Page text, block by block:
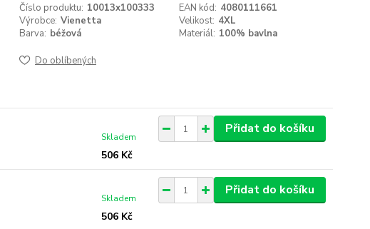
Číslo produktu: 10013x100333 EAN kód: 4080111661
Výrobce: Vienetta Velikost: 4XL
Barva: béžová Materiál: 100% bavlna
Do oblíbených
506 Kč
Skladem
Přidat do košíku
506 Kč
Skladem
Přidat do košíku